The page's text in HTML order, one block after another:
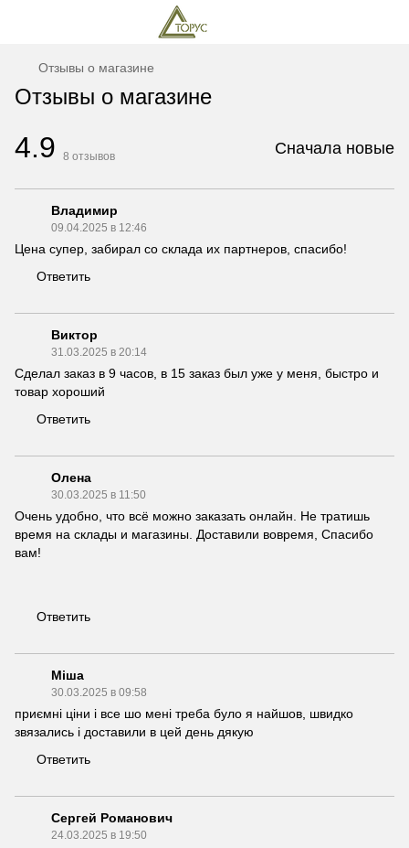
Отзывы о магазине
Отзывы о магазине
4.9 8 отзывов Сначала новые
Владимир
09.04.2025 в 12:46
Цена супер, забирал со склада их партнеров, спасибо!
Ответить
Виктор
31.03.2025 в 20:14
Сделал заказ в 9 часов, в 15 заказ был уже у меня, быстро и
товар хороший
Ответить
Олена
30.03.2025 в 11:50
Очень удобно, что всё можно заказать онлайн. Не тратишь
время на склады и магазины. Доставили вовремя, Спасибо
вам!
Ответить
Міша
30.03.2025 в 09:58
приємні ціни і все шо мені треба було я найшов, швидко
звязались і доставили в цей день дякую
Ответить
Сергей Романович
24.03.2025 в 19:50